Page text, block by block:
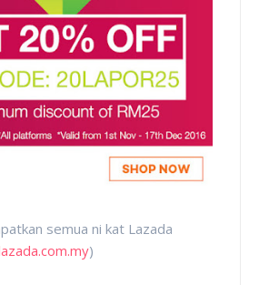
semua ni kat Lazada
)